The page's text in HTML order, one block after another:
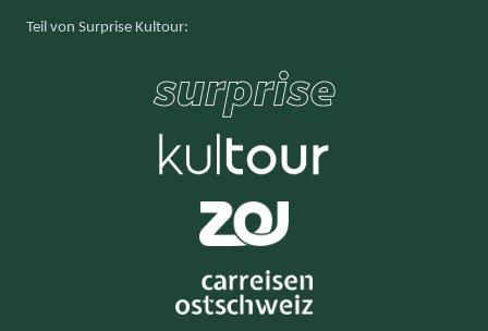
Teil von Surprise Kultour: